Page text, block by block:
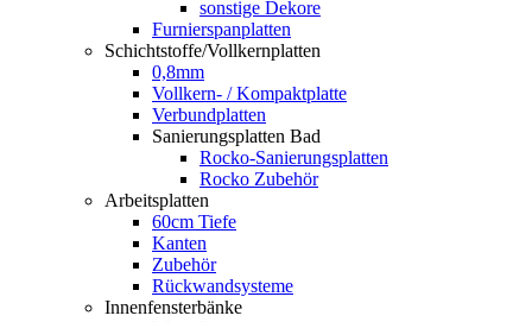
sonstige Dekore
Furnierspanplatten
Schichtstoffe/Vollkernplatten
0,8mm
Vollkern- / Kompaktplatte
Verbundplatten
Sanierungsplatten Bad
Rocko-Sanierungsplatten
Rocko Zubehör
Arbeitsplatten
60cm Tiefe
Kanten
Zubehör
Rückwandsysteme
Innenfensterbänke